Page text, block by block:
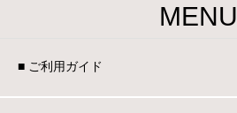
MENU
■ ご利用ガイド